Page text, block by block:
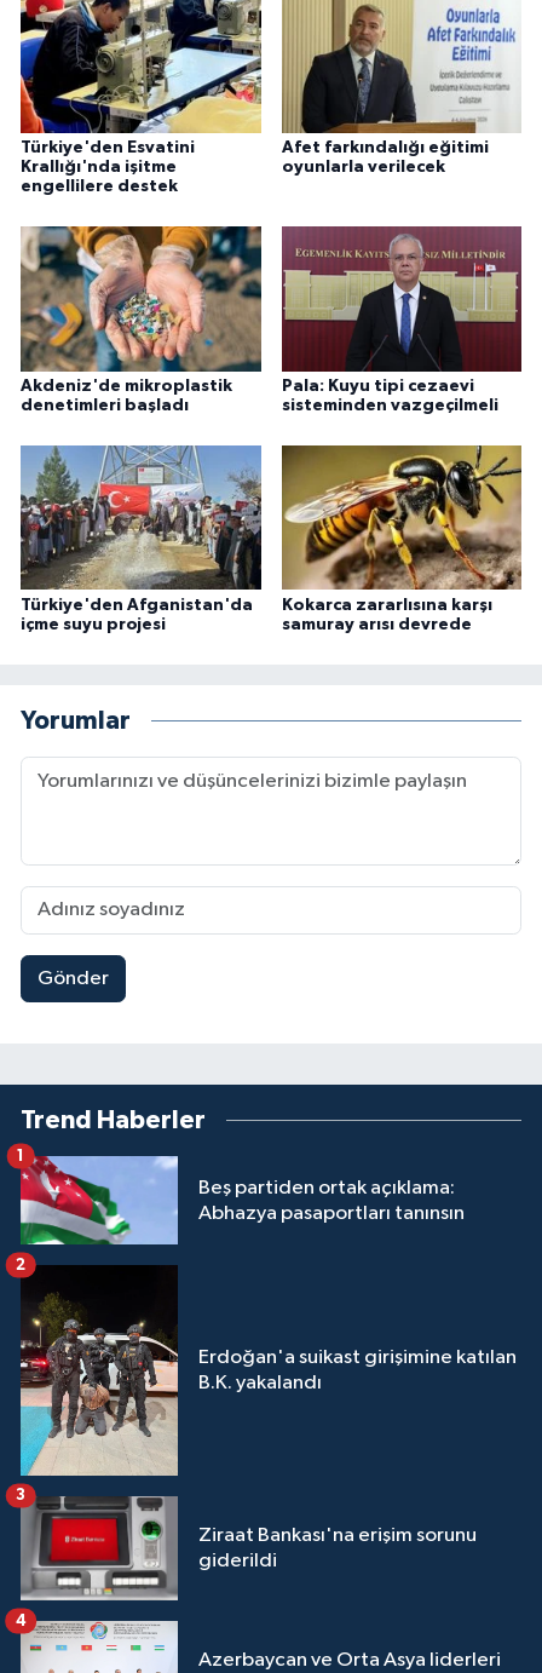
Türkiye'den Esvatini
Krallığı'nda işitme
engellilere destek
Afet farkındalığı eğitimi
oyunlarla verilecek
Akdeniz'de mikroplastik
denetimleri başladı
Pala: Kuyu tipi cezaevi
sisteminden vazgeçilmeli
Türkiye'den Afganistan'da
içme suyu projesi
Kokarca zararlısına karşı
samuray arısı devrede
Yorumlar
Gönder
Trend Haberler
Beş partiden ortak açıklama:
Abhazya pasaportları tanınsın
1
Erdoğan'a suikast girişimine katılan
B.K. yakalandı
2
Ziraat Bankası'na erişim sorunu
giderildi
3
Azerbaycan ve Orta Asya liderleri
4